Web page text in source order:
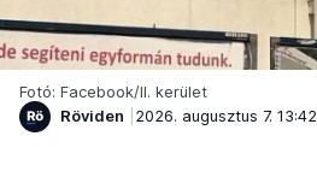
Fotó: Facebook/II. kerület
Röviden
2026. augusztus 7. 13:42